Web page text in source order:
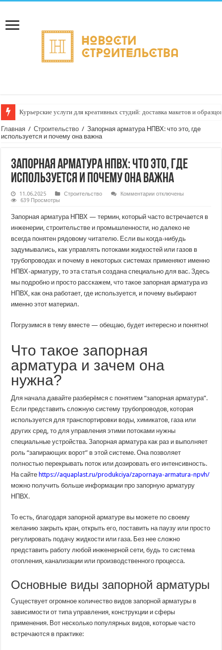
Курьерские услуги для креативных студий: доставка макетов и
Главная / Строительство / Запорная арматура НПВХ: что это, где
используется и почему она важна
Запорная арматура НПВХ: что это, где
используется и почему она важна
11.06.2025 Строительство Комментариик
НПВХ:
что
это,
где
и
почему
она
важна
отключены
639 Просмотры
Запорная арматура НПВХ — термин, который часто встречается в
инженерии, строительстве и промышленности, но далеко не
всегда понятен рядовому читателю. Если вы когда-нибудь
задумывались, как управлять потоками жидкостей или газов в
трубопроводах и почему в некоторых системах применяют именно
НПВХ-арматуру, то эта статья создана специально для вас. Здесь
мы подробно и просто расскажем, что такое запорная арматура из
НПВХ, как она работает, где используется, и почему выбирают
именно этот материал.
Погрузимся в тему вместе — обещаю, будет интересно и понятно!
Что такое запорная
арматура и зачем она
нужна?
Для начала давайте разберёмся с понятием “запорная арматура”.
Если представить сложную систему трубопроводов, которая
используется для транспортировки воды, химикатов, газа или
других сред, то для управления этими потоками нужны
специальные устройства. Запорная арматура как раз и выполняет
роль “запирающих ворот” в этой системе. Она позволяет
полностью перекрывать поток или дозировать его интенсивность.
На сайте https://aquaplast.ru/produkciya/zapornaya-armatura-npvh/
можно получить больше информации про запорную арматуру
НПВХ.
То есть, благодаря запорной арматуре вы можете по своему
желанию закрыть кран, открыть его, поставить на паузу или просто
регулировать подачу жидкости или газа. Без нее сложно
представить работу любой инженерной сети, будь то система
отопления, канализации или производственного процесса.
Основные виды запорной арматуры
Существует огромное количество видов запорной арматуры в
зависимости от типа управления, конструкции и сферы
применения. Вот несколько популярных видов, которые часто
встречаются в практике: